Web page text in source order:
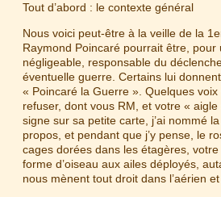
Tout d’abord : le contexte général
Nous voici peut-être à la veille de la
Raymond Poincaré pourrait être, pour
négligeable, responsable du
éventuelle guerre. Certains lui
« Poincaré la Guerre ». Quelques voix
refuser, dont vous RM, et votre «
signe sur sa petite carte, j’ai nommé
propos, et pendant que j’y pense, le
cages dorées dans les étagères,
forme d’oiseau aux ailes déployés,
nous mènent tout droit dans l’aérien